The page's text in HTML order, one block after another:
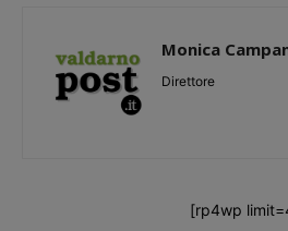
Monica
Direttore
[rp4wp